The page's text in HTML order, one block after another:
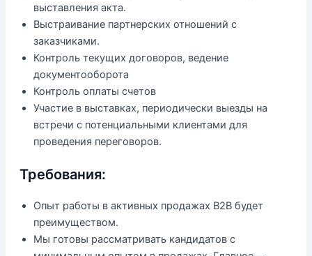
выставления акта.
Выстраивание партнерских отношений с
заказчиками.
Контроль текущих договоров, ведение
документооборота
Контроль оплаты счетов
Участие в выставках, периодически выезды на
встречи с потенциальными клиентами для
проведения переговоров.
Требования:
Опыт работы в активных продажах B2B будет
преимуществом.
Мы готовы рассматривать кандидатов с